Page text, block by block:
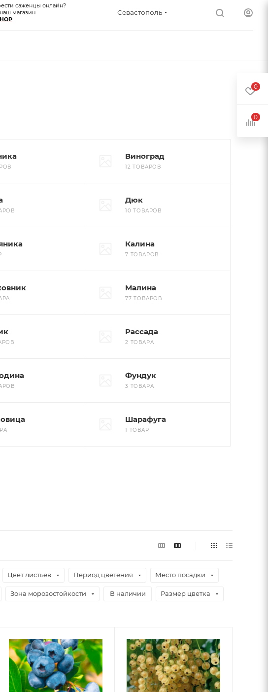
саженцы онлайн?
магазин
Севастополь
Виноград
12 ТОВАРОВ
Дюк
10 ТОВАРОВ
Калина
7 ТОВАРОВ
Малина
77 ТОВАРОВ
Рассада
2 ТОВАРА
Фундук
3 ТОВАРА
Шарафуга
1 ТОВАР
Цвет листьев Период цветения Место посадки
Зона морозостойкости В наличии Размер цветка
0
0